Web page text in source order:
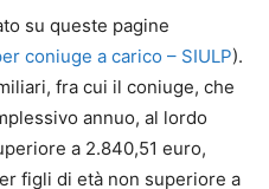
su queste pagine
coniuge a carico – SIULP).
fra cui il coniuge, che
annuo, al lordo
a 2.840,51 euro,
figli di età non superiore a